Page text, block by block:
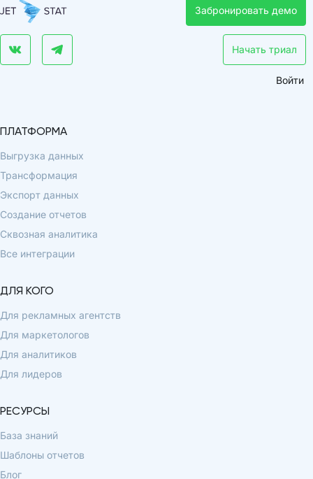
Забронировать демо
Начать триал
Войти
ПЛАТФОРМА
Выгрузка данных
Трансформация
Экспорт данных
Создание отчетов
Сквозная аналитика
Все интеграции
ДЛЯ КОГО
Для рекламных агентств
Для маркетологов
Для аналитиков
Для лидеров
РЕСУРСЫ
База знаний
Шаблоны отчетов
Блог